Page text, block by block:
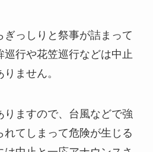
っしりと祭事が詰まって
巡行や花笠巡行などは中止
りません。
りますので、台風などで強
れてしまって危険が生じる